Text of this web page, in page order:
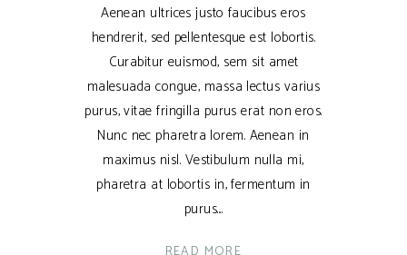
Aenean ultrices justo faucibus eros
hendrerit, sed pellentesque est lobortis.
Curabitur euismod, sem sit amet
malesuada congue, massa lectus varius
purus, vitae fringilla purus erat non eros.
Nunc nec pharetra lorem. Aenean in
maximus nisl. Vestibulum nulla mi,
pharetra at lobortis in, fermentum in
purus.